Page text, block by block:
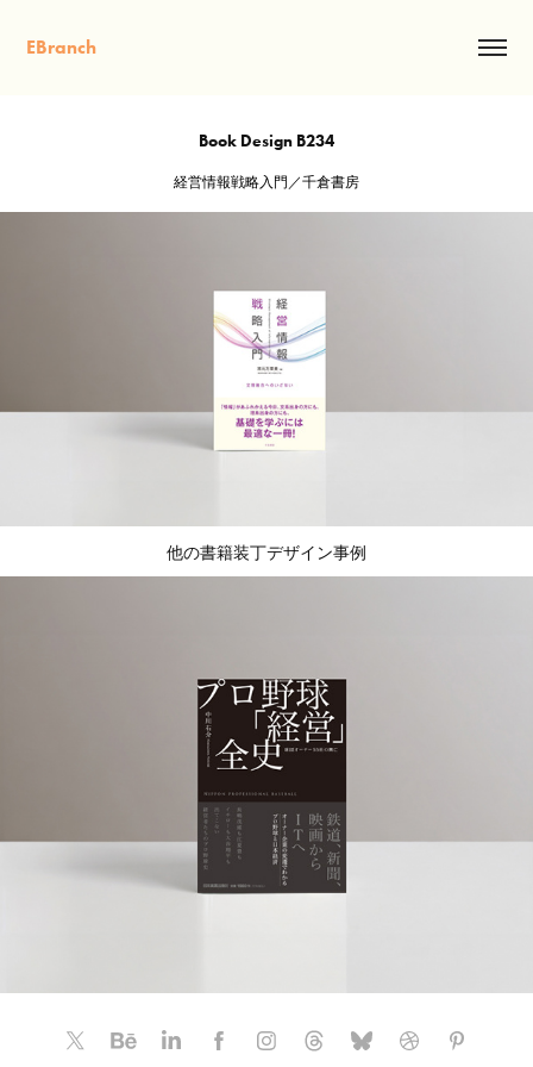
EBranch
Book Design B234
経営情報戦略入門／千倉書房
他の書籍装丁デザイン事例